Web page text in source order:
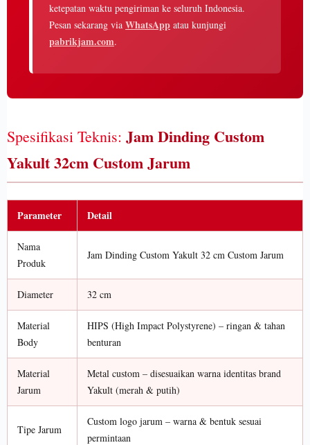
ketepatan waktu pengiriman ke seluruh Indonesia.
Pesan sekarang via WhatsApp atau kunjungi
pabrikjam.com.
Spesifikasi Teknis: Jam Dinding Custom
Yakult 32cm Custom Jarum
Parameter Detail
Nama
Produk
Jam Dinding Custom Yakult 32 cm Custom Jarum
Diameter 32 cm
Material
Body
HIPS (High Impact Polystyrene) – ringan & tahan
benturan
Material
Jarum
Metal custom – disesuaikan warna identitas brand
Yakult (merah & putih)
Tipe Jarum
Custom logo jarum – warna & bentuk sesuai
permintaan